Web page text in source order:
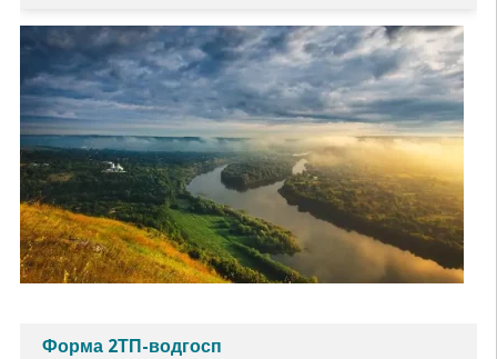
Форма 2ТП-водгосп